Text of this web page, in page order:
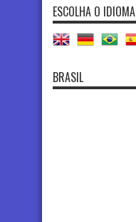
ESCOLHA O IDIOMA
BRASIL